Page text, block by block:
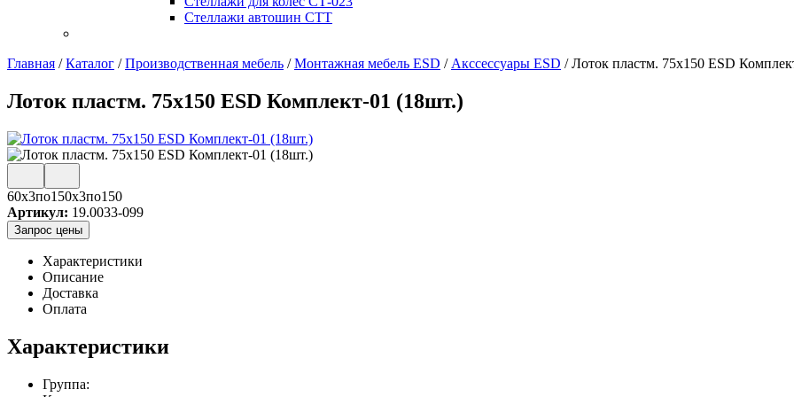
Стеллажи автошин СТТ
Главная /Каталог /Производственная мебель /Монтажная мебель ESD / Акссессуары ESD /Лоток пластм. 75х150 ESD
Лоток пластм. 75х150 ESD Комплект-01 (18шт.)
60x3по150x3по150
Артикул: 19.0033-099
Запрос цены
Характеристики
Описание
Доставка
Оплата
Характеристики
Группа: